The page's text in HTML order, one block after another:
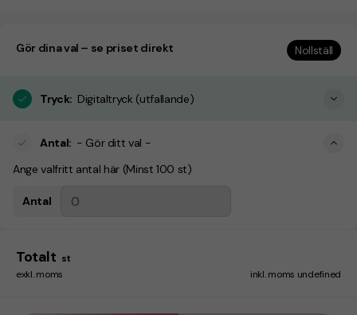
Gör dina val – se priset direkt Nollställ
Tryck: Digitaltryck (utfallande)
Antal: - Gör ditt val -
Ange valfritt antal här (Minst 100 st)
Antal
Totalt st
exkl. moms
inkl. moms undefined